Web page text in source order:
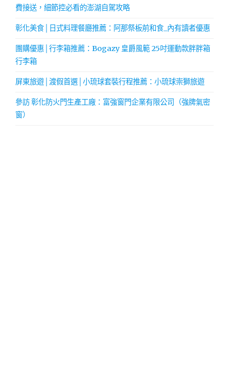
費接送，細節控必看的澎湖自駕攻略
彰化美食│日式料理餐廳推薦：阿那祭板前和食_內有讀者優惠
團購優惠│行李箱推薦：Bogazy 皇爵風範 25吋運動款胖胖箱
行李箱
屏東旅遊│渡假首選│小琉球套裝行程推薦：小琉球崇獅旅遊
參訪 彰化防火門生產工廠：富強窗門企業有限公司（強牌氣密
窗）